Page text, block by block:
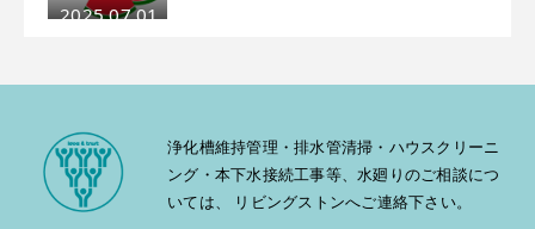
2025.07.01
浄化槽維持管理・排水管清掃・ハウスクリーニ
ング・本下水接続工事等、水廻りのご相談につ
いては、 リビングストンへご連絡下さい。